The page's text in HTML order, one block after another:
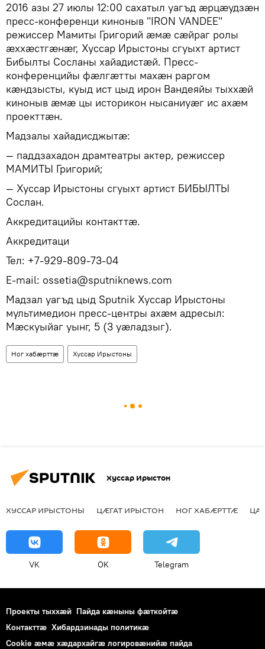
2016 азы 27 июлы 12:00 сахатыл уагъд ӕрцӕудзӕн
пресс-конференци киноныв "IRON VANDEE"
режиссер Мамиты Григорий ӕмӕ сӕйраг ролы
ӕххӕстгӕнӕг, Хуссар Ирыстоны сгуыхт артист
Бибылты Сосланы хайадистӕй. Пресс-
конференцийы фӕлгӕтты махӕн раргом
кӕндзысты, куыд ист цыд ирон Вандеяйы тыххӕй
киноныв ӕмӕ цы историкон нысаниуӕг ис ахӕм
проекттӕн.
Мадзалы хайадисджытӕ:
— паддзахадон драмтеатры актер, режиссер
МАМИТЫ Григорий;
— Хуссар Ирыстоны сгуыхт артист БИБЫЛТЫ
Сослан.
Аккредитацийы контакттӕ.
Аккредитаци
Тел: +7-929-809-73-04
E-mail: ossetia@sputniknews.com
Мадзал уагъд цыд Sputnik Хуссар Ирыстоны
мультимедион пресс-центры ахӕм адресыл:
Мӕскуыйаг уынг, 5 (3 уӕладзыг).
Ног хабӕрттӕ Хуссар Ирыстоны
Хуссар Ирыстон
ХУССАР ИРЫСТОНЫ ЦӔГАТ ИРЫСТОН НОГ ХАБӔРТТӔ
VK OK Telegram
Проекты тыххӕй Пайда кӕныны фӕткойтӕ
Контакттӕ Хибардзинады политикæ
Cookie æмæ хæдархайгæ логировæнийæ пайда